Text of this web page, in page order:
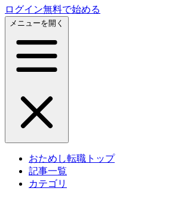
ログイン無料で始める
メニューを開く
おためし転職トップ
記事一覧
カテゴリ